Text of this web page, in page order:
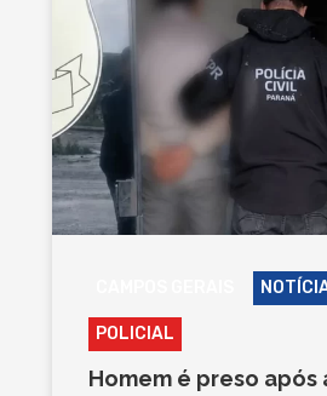
POLICIAL
Homem é preso após